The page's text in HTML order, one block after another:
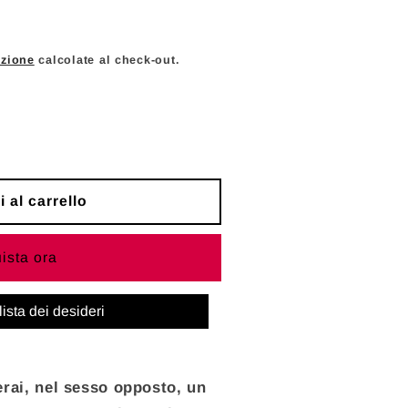
a calcolate al check-out.
al carrello
ora
dei desideri
nel sesso opposto, un